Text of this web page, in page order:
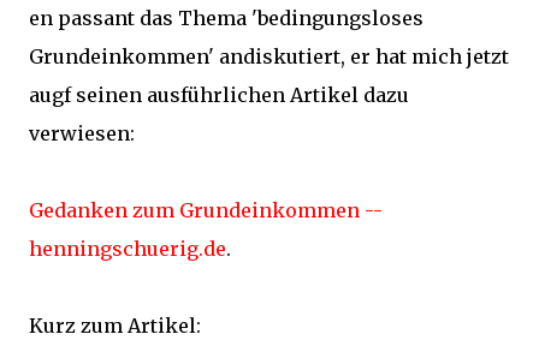
en passant das Thema 'bedingungsloses
Grundeinkommen' andiskutiert, er hat mich jetzt
augf seinen ausführlichen Artikel dazu
verwiesen:
Gedanken zum Grundeinkommen --
henningschuerig.de.
Kurz zum Artikel: